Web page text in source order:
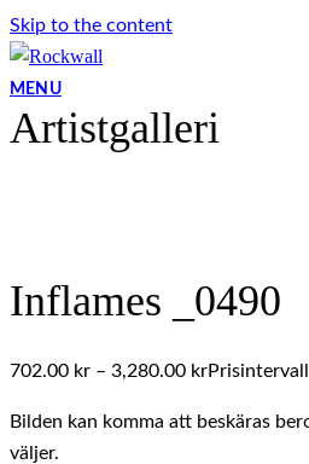
Skip to the content
MENU
Artistgalleri
Inflames _0490
702.00 kr – 3,280.00 kr
Bilden kan komma att beskäras
väljer.